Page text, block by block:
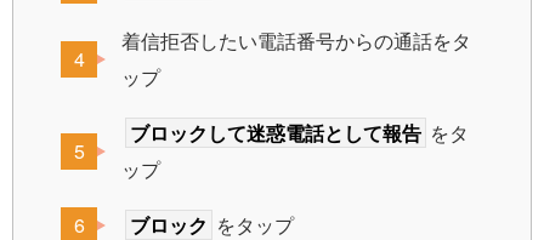
着信拒否したい電話番号からの通話をタ
ップ
ブロックして迷惑電話として報告 をタ
ップ
ブロック をタップ